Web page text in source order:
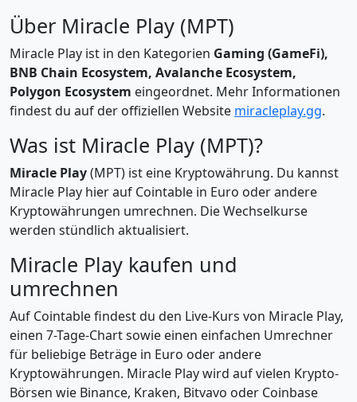
Über Miracle Play (MPT)
Miracle Play ist in den Kategorien Gaming (GameFi),
BNB Chain Ecosystem, Avalanche Ecosystem,
Polygon Ecosystem eingeordnet. Mehr Informationen
findest du auf der offiziellen Website miracleplay.gg.
Was ist Miracle Play (MPT)?
Miracle Play(MPT) ist eine Kryptowährung. Du kannst
Miracle Play hier auf Cointable in Euro oder andere
Kryptowährungen umrechnen. Die Wechselkurse
werden stündlich aktualisiert.
Miracle Play kaufen und
umrechnen
Auf Cointable findest du den Live-Kurs von Miracle Play,
einen 7-Tage-Chart sowie einen einfachen Umrechner
für beliebige Beträge in Euro oder andere
Kryptowährungen. Miracle Play wird auf vielen Krypto-
Börsen wie Binance, Kraken, Bitvavo oder Coinbase